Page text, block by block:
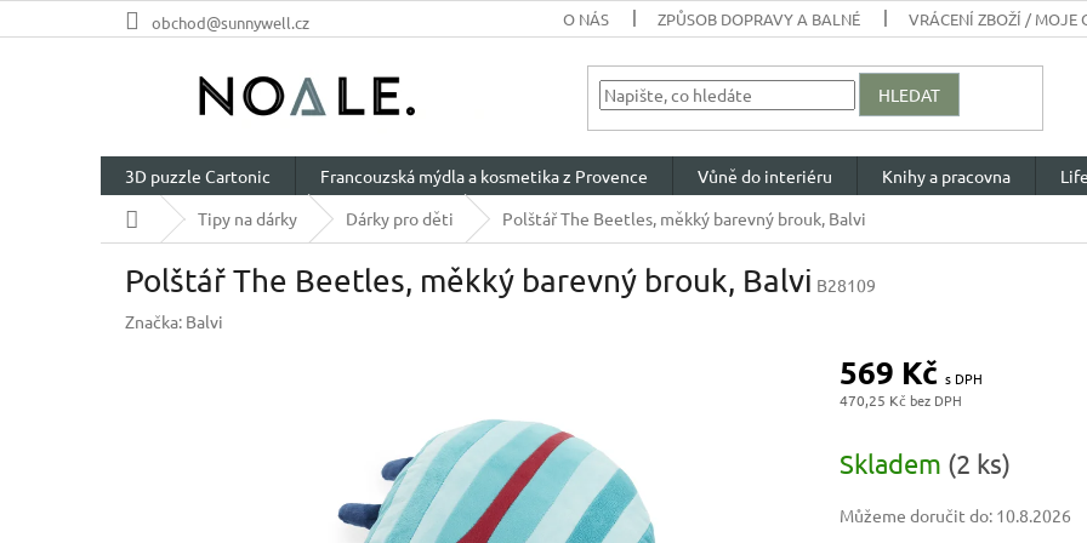
na
obchod@sunnywell.cz O NÁS ZPŮSOB DOPRAVY A BALNÉ VRÁCENÍ ZBOŽÍ / MOJE
HLEDAT
3D puzzle Cartonic Francouzská mýdla a kosmetika z Provence Vůně do interiéru Knihy a pracovna
Domů Tipy na dárky Dárky pro děti Polštář The Beetles, měkký barevný brouk, Balvi
Polštář The Beetles, měkký barevný brouk, Balvi B28109
Značka: Balvi
569 Kč
470,25 Kč
cena:
Skladem (2 ks)
Můžeme doručit do: 10.8.2026